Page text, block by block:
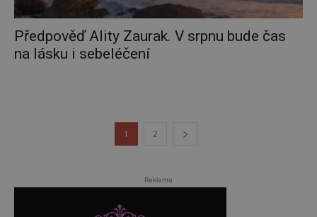
Předpověď Ality Zaurak. V srpnu bude čas
na lásku i sebeléčení
1 2
Reklama